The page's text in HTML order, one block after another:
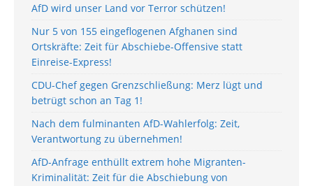
AfD wird unser Land vor Terror schützen!
Nur 5 von 155 eingeflogenen Afghanen sind
Ortskräfte: Zeit für Abschiebe-Offensive statt
Einreise-Express!
CDU-Chef gegen Grenzschließung: Merz lügt und
betrügt schon an Tag 1!
Nach dem fulminanten AfD-Wahlerfolg: Zeit,
Verantwortung zu übernehmen!
AfD-Anfrage enthüllt extrem hohe Migranten-
Kriminalität: Zeit für die Abschiebung von